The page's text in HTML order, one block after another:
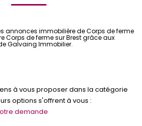
LOCATIVE
Sommes-Nous
Notre Équipe
annonces immobilière de Corps de ferme
Corps de ferme sur Brest grâce aux
Galvaing Immobilier.
à vous proposer dans la catégorie
options s'offrent à vous :
demande